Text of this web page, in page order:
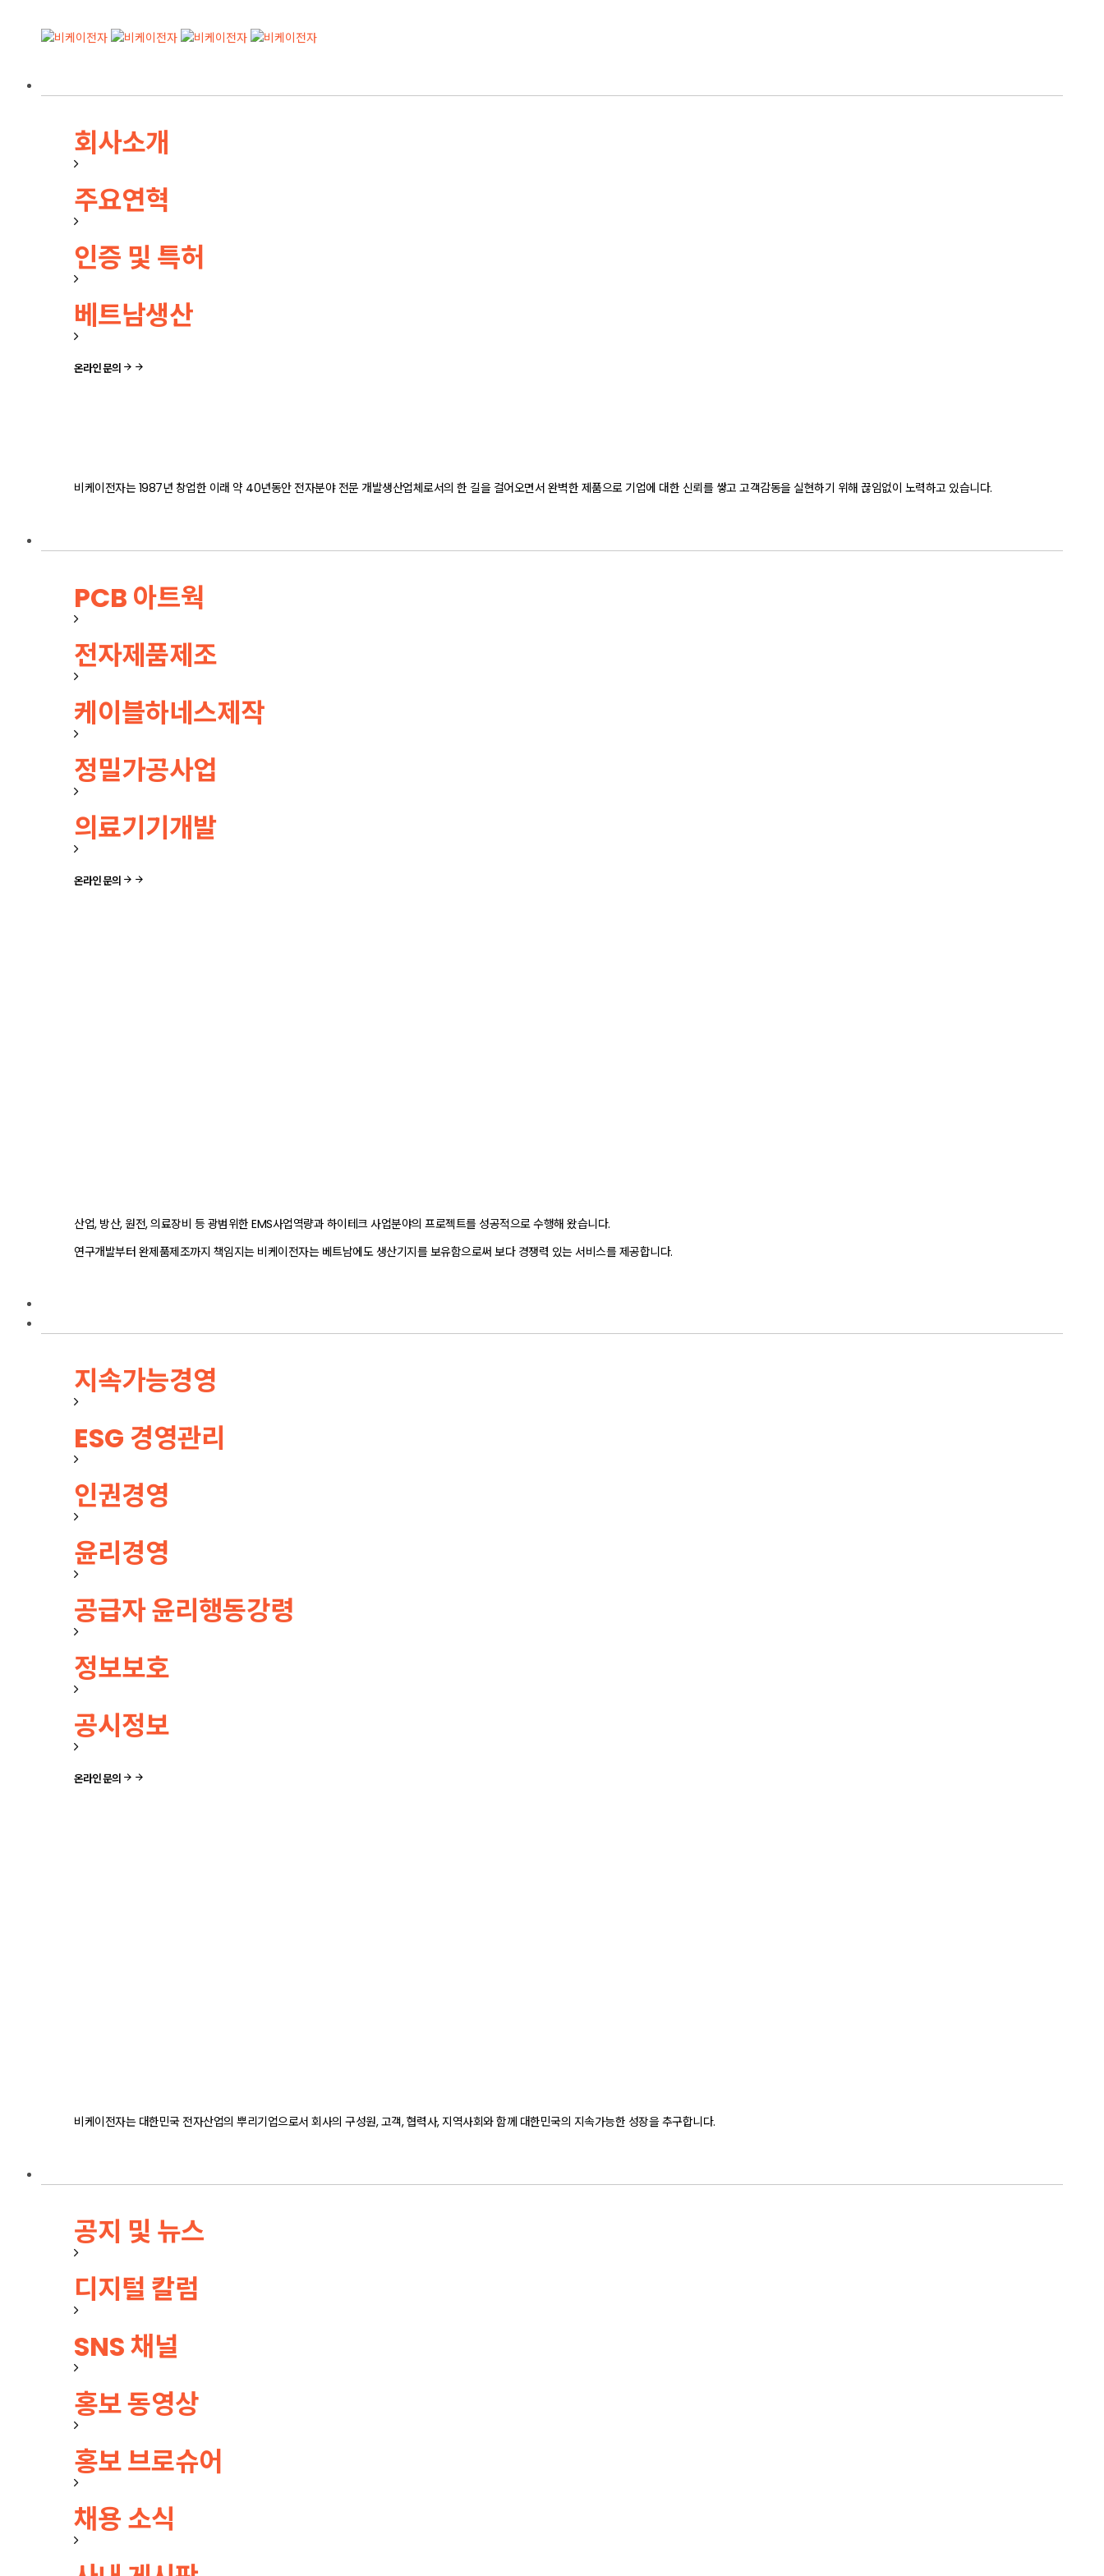
primary
회사소개
주요연혁
인증 및 특허
베트남생산
온라인 문의
비케이전자는 1987년 창업한 이래 약 40년동안 전자분야 전문 개발생산업체로서의 한 길을 걸어오면서 완벽한 제품으로 기업에 대한 신뢰를 쌓고 고객감동을 실현하기 위해 끊임없이 노력하고 있습니다.
PCB 아트웍
전자제품제조
케이블하네스제작
정밀가공사업
의료기기개발
온라인 문의
산업, 방산, 원전, 의료장비 등 광범위한 EMS사업역량과 하이테크 사업분야의 프로젝트를 성공적으로 수행해 왔습니다.
연구개발부터 완제품제조까지 책임지는 비케이전자는 베트남에도 생산기지를 보유함으로써 보다 경쟁력 있는 서비스를 제공합니다.
지속가능경영
ESG 경영관리
인권경영
윤리경영
공급자 윤리행동강령
정보보호
공시정보
온라인 문의
비케이전자는 대한민국 전자산업의 뿌리기업으로서 회사의 구성원, 고객, 협력사, 지역사회와 함께 대한민국의 지속가능한 성장을 추구합니다.
공지 및 뉴스
디지털 칼럼
SNS 채널
홍보 동영상
홍보 브로슈어
채용 소식